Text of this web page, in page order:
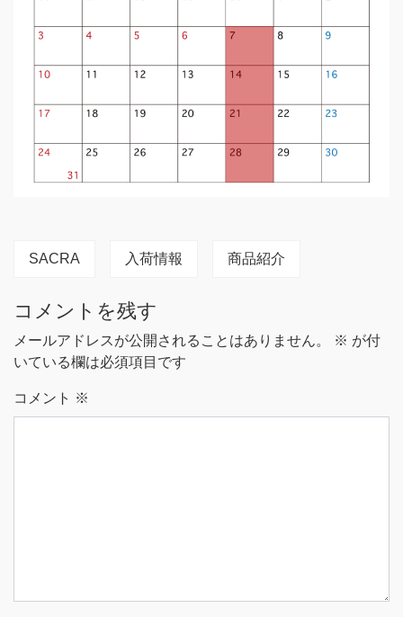
SACRA 入荷情報 商品紹介
コメントを残す
メールアドレスが公開されることはありません。 ※ が付
いている欄は必須項目です
コメント ※